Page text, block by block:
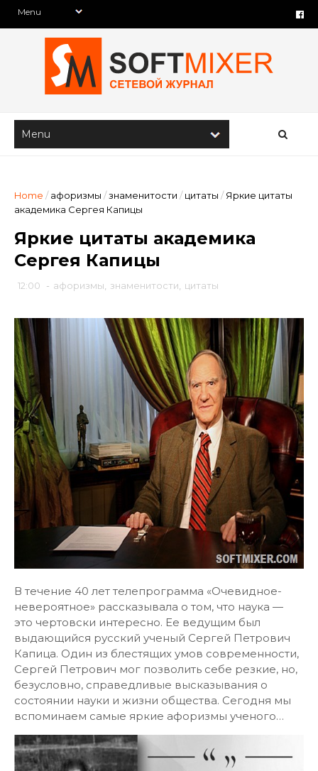
Home / афоризмы /знаменитости / цитаты / Яркие цитаты
академика Сергея Капицы
Яркие цитаты академика
Сергея Капицы
12:00 - афоризмы знаменитости цитаты
В течение 40 лет телепрограмма «Очевидное-
невероятное» рассказывала о том, что наука —
это чертовски интересно. Ее ведущим был
выдающийся русский ученый Сергей Петрович
Капица. Один из блестящих умов современности,
Сергей Петрович мог позволить себе резкие, но,
безусловно, справедливые высказывания о
состоянии науки и жизни общества. Сегодня мы
вспоминаем самые яркие афоризмы ученого…